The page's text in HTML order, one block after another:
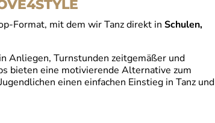
Format, mit dem wir Tanz direkt in Schulen,
Anliegen, Turnstunden zeitgemäßer und
bieten eine motivierende Alternative zum
einen einfachen Einstieg in Tanz und